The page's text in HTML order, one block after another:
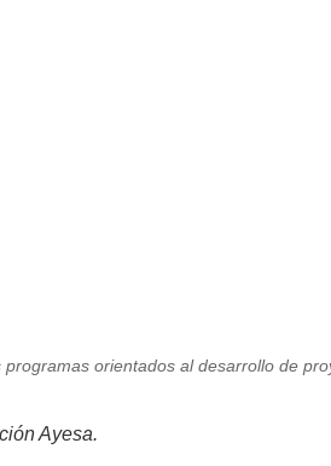
orientados al desarrollo de
Ayesa.